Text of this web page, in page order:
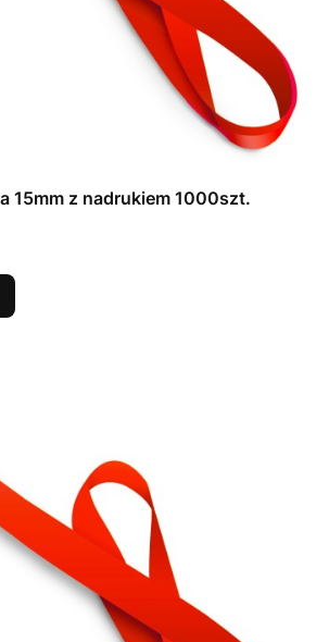
15mm z nadrukiem 1000szt.